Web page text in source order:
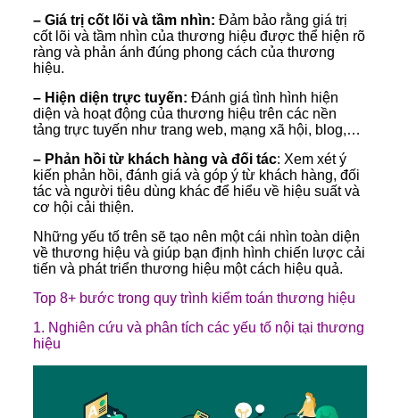
– Giá trị cốt lõi và tầm nhìn: Đảm bảo rằng giá trị
cốt lõi và tầm nhìn của thương hiệu được thể hiện rõ
ràng và phản ánh đúng phong cách của thương
hiệu.
– Hiện diện trực tuyến: Đánh giá tình hình hiện
diện và hoạt động của thương hiệu trên các nền
tảng trực tuyến như trang web, mạng xã hội, blog,…
– Phản hồi từ khách hàng và đối tác: Xem xét ý
kiến phản hồi, đánh giá và góp ý từ khách hàng, đối
tác và người tiêu dùng khác để hiểu về hiệu suất và
cơ hội cải thiện.
Những yếu tố trên sẽ tạo nên một cái nhìn toàn diện
về thương hiệu và giúp bạn định hình chiến lược cải
tiến và phát triển thương hiệu một cách hiệu quả.
Top 8+ bước trong quy trình kiểm toán thương hiệu
1. Nghiên cứu và phân tích các yếu tố nội tại thương
hiệu